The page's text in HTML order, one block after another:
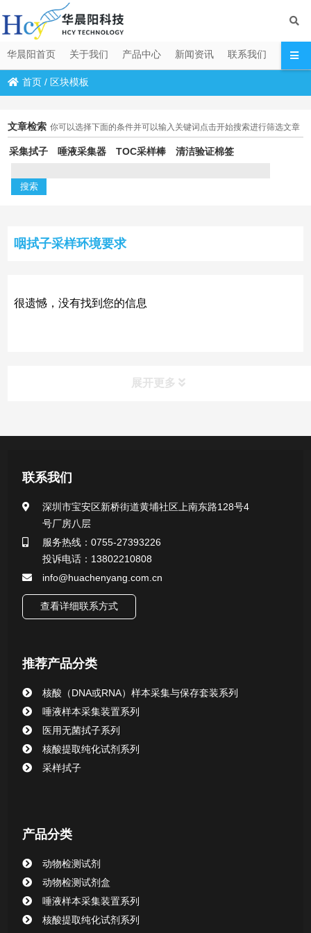
华晨阳首页 关于我们 产品中心 新闻资讯 联系我们
首页 / 区块模板
文章检索 你可以选择下面的条件并可以输入关键词点击开始搜索进行筛选文章
采集拭子 唾液采集器 TOC采样棒 清洁验证棉签
咽拭子采样环境要求
很遗憾，没有找到您的信息
展开更多
产品中心
医用无菌采样拭子系列
一次性使用采样器系列
微生物样本保存液（通用运输传媒介质）系列
核酸（DNA&RNA）样本采集与保存套装系列
唾液样本采集装置系列
清洁验证棉签系列
动物检测试剂
联系我们
深圳市宝安区新桥街道黄埔社区上南东路128号4
号厂房八层
服务热线：0755-27393226
投诉电话：13802210808
info@huachenyang.com.cn
查看详细联系方式
推荐产品分类
核酸（DNA或RNA）样本采集与保存套装系列
唾液样本采集装置系列
医用无菌拭子系列
核酸提取纯化试剂系列
采样拭子
产品分类
动物检测试剂
动物检测试剂盒
唾液样本采集装置系列
核酸提取纯化试剂系列